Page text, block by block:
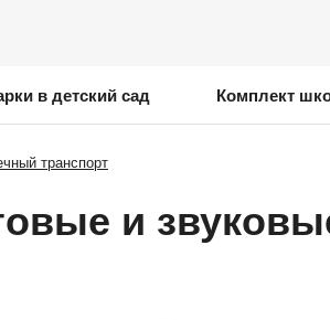
в детский сад Комплект
транспорт
и